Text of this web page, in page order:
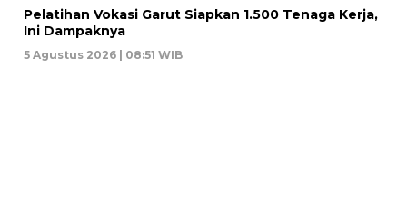
Pelatihan Vokasi Garut Siapkan 1.500 Tenaga Kerja,
Ini Dampaknya
5 Agustus 2026 | 08:51 WIB